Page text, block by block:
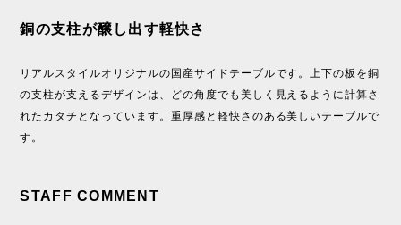
銅の支柱が醸し出す軽快さ
リアルスタイルオリジナルの国産サイドテーブルです。上下の板を銅
の支柱が支えるデザインは、どの角度でも美しく見えるように計算さ
れたカタチとなっています。重厚感と軽快さのある美しいテーブルで
す。
STAFF COMMENT